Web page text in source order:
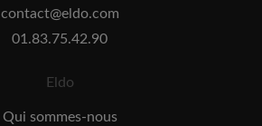
contact@eldo.com
01.83.75.42.90
Eldo
Qui sommes-nous